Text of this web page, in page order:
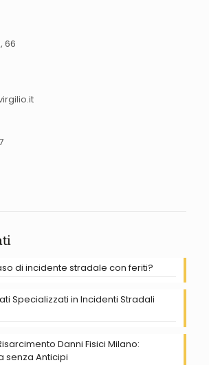
66
di incidente stradale con feriti?
Specializzati in Incidenti Stradali
Danni Fisici Milano:
senza Anticipi